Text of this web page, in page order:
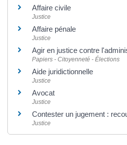
Affaire civile
Justice
Affaire pénale
Justice
Agir en justice contre
Papiers - Citoyenneté - Élections
Aide juridictionnelle
Justice
Avocat
Justice
Contester un jugement :
Justice